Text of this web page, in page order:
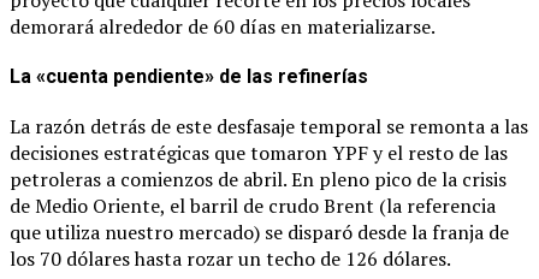
demorará alrededor de 60 días en materializarse.
La «cuenta pendiente» de las refinerías
La razón detrás de este desfasaje temporal se remonta a las
decisiones estratégicas que tomaron YPF y el resto de las
petroleras a comienzos de abril. En pleno pico de la crisis
de Medio Oriente, el barril de crudo Brent (la referencia
que utiliza nuestro mercado) se disparó desde la franja de
los 70 dólares hasta rozar un techo de 126 dólares.